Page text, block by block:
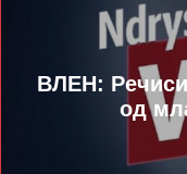
ВЛЕН: Речиси
од